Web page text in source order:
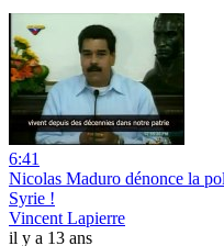
6:41
Nicolas Maduro dénonce la
Syrie !
Vincent Lapierre
il y a 13 ans